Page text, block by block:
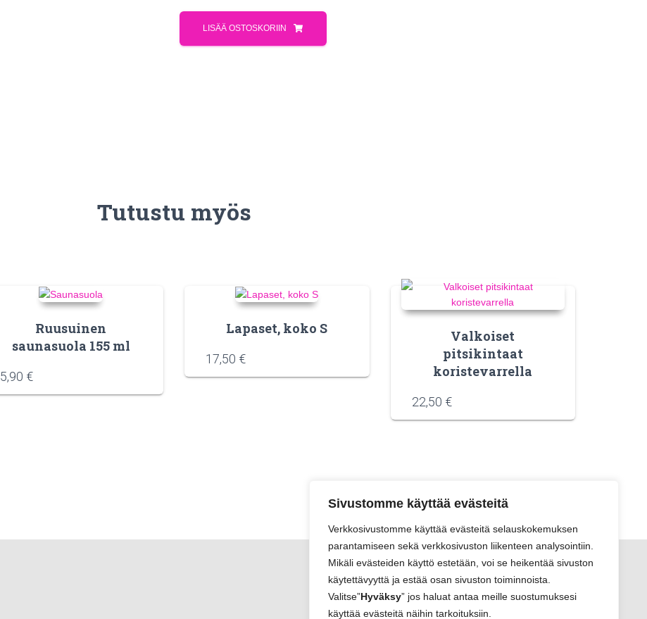
Sivustomme käyttää evästeitä
Verkkosivustomme käyttää evästeitä selauskokemuksen
parantamiseen sekä verkkosivuston liikenteen analysointiin.
Mikäli evästeiden käyttö estetään, voi se heikentää sivuston
käytettävyyttä ja estää osan sivuston toiminnoista.
Valitse”Hyväksy” jos haluat antaa meille suostumuksesi
käyttää evästeitä näihin tarkoituksiin.
LISÄÄ OSTOSKORIIN
Tutustu myös
Ruusuinen
saunasuola 155 ml
5,90 €
Lapaset, koko S
17,50 €
Valkoiset
pitsikintaat
koristevarrella
22,50 €